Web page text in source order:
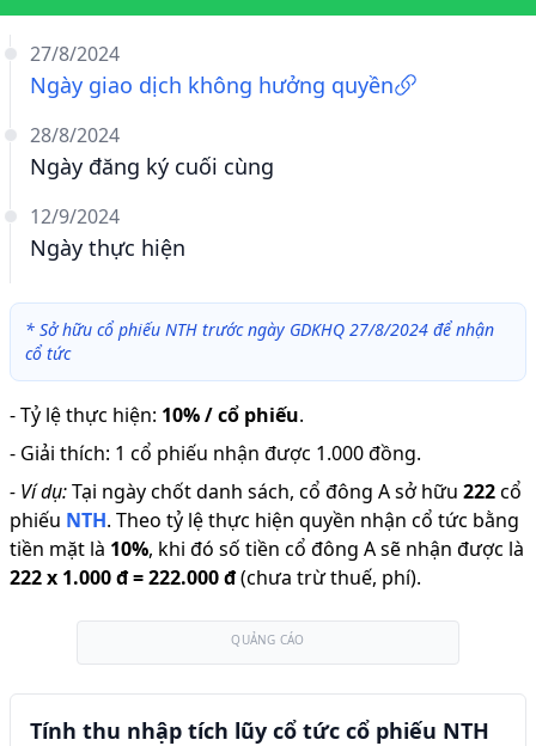
27/8/2024
Ngày giao dịch không hưởng quyền
28/8/2024
Ngày đăng ký cuối cùng
12/9/2024
Ngày thực hiện
* Sở hữu cổ phiếu NTH trước ngày GDKHQ 27/8/2024 để nhận
cổ tức
-Tỷ lệ thực hiện: 10% / cổ phiếu.
- Giải thích: 1 cổ phiếu nhận được 1.000 đồng.
- Ví dụ:Tại ngày chốt danh sách, cổ đông A sở hữu 222cổ
phiếu NTH. Theo tỷ lệ thực hiện quyền nhận cổ tức bằng
tiền mặt là 10%, khi đó số tiền cổ đông A sẽ nhận được là
222x 1.000 đ=222.000 đ(chưa trừ thuế, phí).
QUẢNG CÁO
Tính thu nhập tích lũy cổ tức cổ phiếu NTH